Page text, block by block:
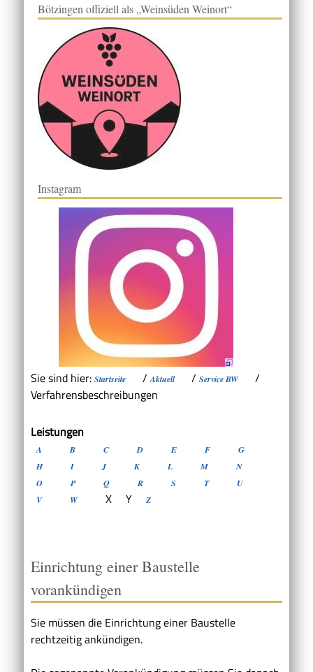
Bötzingen offiziell als „Weinsüden Weinort“
Instagram
Sie sind hier: Startseite /Aktuell / Service BW
/
Verfahrensbeschreibungen
Leistungen
A B C D E F
G
H
I J K L M
N
O
P Q R S T
U
V
W X Y Z
Einrichtung einer Baustelle
vorankündigen
Sie müssen die Einrichtung einer Baustelle
rechtzeitig ankündigen.